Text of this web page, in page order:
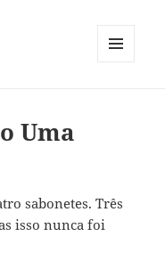
Uma
sabonetes. Três
isso nunca foi